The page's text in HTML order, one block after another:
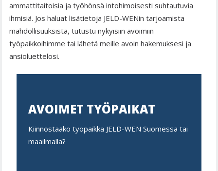
ammattitaitoisia ja työhönsä intohimoisesti suhtautuvia
ihmisiä. Jos haluat lisätietoja JELD-WENin tarjoamista
mahdollisuuksista, tutustu nykyisiin avoimiin
työpaikkoihimme tai lähetä meille avoin hakemuksesi ja
ansioluettelosi.
AVOIMET TYÖPAIKAT
Kiinnostaako työpaikka JELD-WEN Suomessa tai
maailmalla?